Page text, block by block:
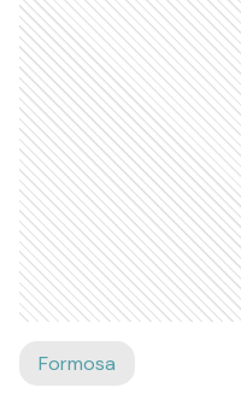
Formosa